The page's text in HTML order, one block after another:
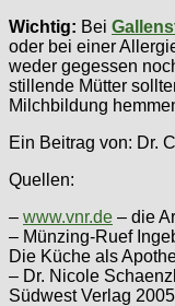
Wichtig: Bei
oder bei einer
weder gegessen
stillende Mütter
Milchbildung
Ein Beitrag von: Dr.
Quellen:
– www.vnr.de – die
– Münzing-Ruef
Die Küche als
– Dr. Nicole
Südwest Verlag 2005